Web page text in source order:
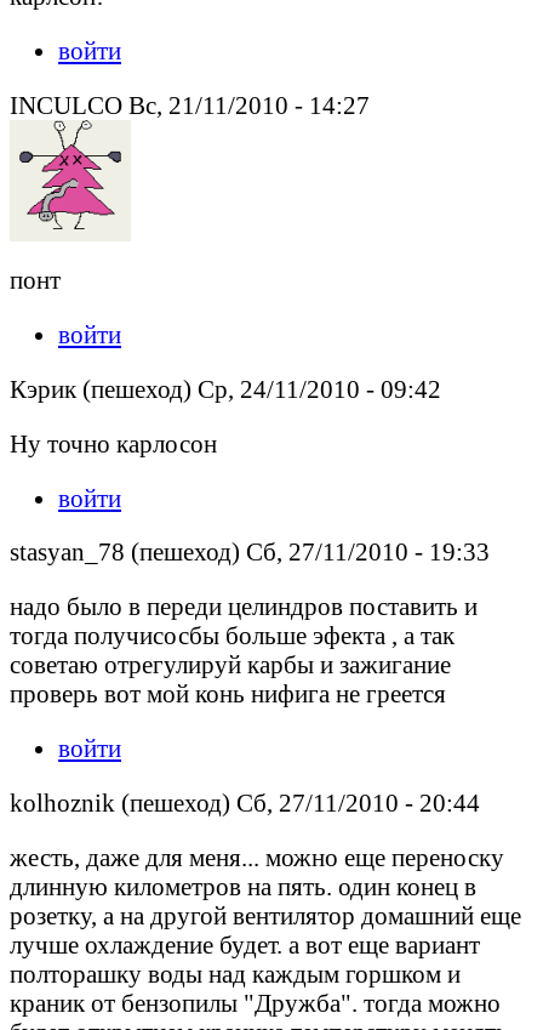
войти
INCULCO Вс, 21/11/2010 - 14:27
понт
войти
Кэрик (пешеход) Ср, 24/11/2010 - 09:42
Ну точно карлосон
войти
stasyan_78 (пешеход) Сб, 27/11/2010 - 19:33
надо было в переди целиндров поставить и
тогда получисосбы больше эфекта , а так
советаю отрегулируй карбы и зажигание
проверь вот мой конь нифига не греется
войти
kolhoznik (пешеход) Сб, 27/11/2010 - 20:44
жесть, даже для меня... можно еще переноску
длинную километров на пять. один конец в
розетку, а на другой вентилятор домашний еще
лучше охлаждение будет. а вот еще вариант
полторашку воды над каждым горшком и
краник от бензопилы "Дружба". тогда можно